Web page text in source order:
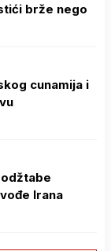
brže nego
cunamija i
Irana